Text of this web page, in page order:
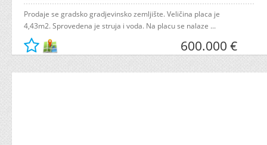
Prodaje se gradsko gradjevinsko zemljište. Veličina placa je
4,43m2. Sprovedena je struja i voda. Na placu se nalaze ...
600.000 €